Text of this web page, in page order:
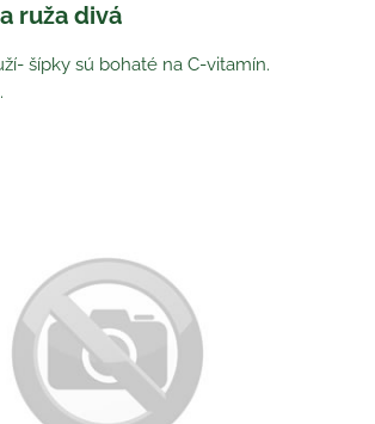
ruža divá
šípky sú bohaté na C-vitamín.